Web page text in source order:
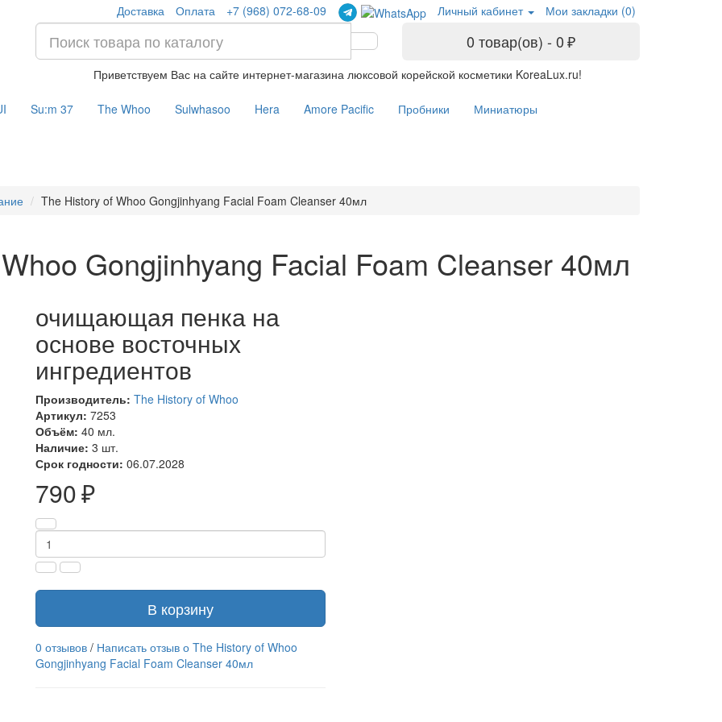
Доставка Оплата +7 (968) 072-68-09 Личный кабинет Мои закладки (0)
0 товар(ов) - 0 ₽
Приветствуем Вас на сайте интернет-магазина люксовой корейской косметики KoreaLux.ru!
Su:m 37 The Whoo Sulwhasoo Hera Amore Pacific Пробники Миниатюры
The History of Whoo Gongjinhyang Facial Foam Cleanser 40мл
Gongjinhyang Facial Foam Cleanser 40мл
очищающая пенка на
основе восточных
ингредиентов
Производитель: The History of Whoo
Артикул: 7253
Объём: 40 мл.
Наличие: 3 шт.
Срок годности: 06.07.2028
790 ₽
В корзину
0 отзывов / Написать отзыв о The History of Whoo
Gongjinhyang Facial Foam Cleanser 40мл